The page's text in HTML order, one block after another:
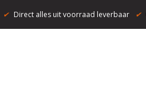
✔ Direct alles uit voorraad leverbaar ✔